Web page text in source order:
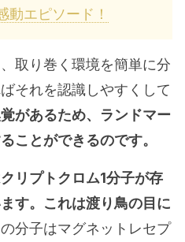
動エピソード！
取り巻く環境を簡単に分
それを認識しやすくして
があるため、ランドマー
ことができるのです。
リプトクロム1分子が存
す。これは渡り鳥の目に
分子はマグネットレセプ